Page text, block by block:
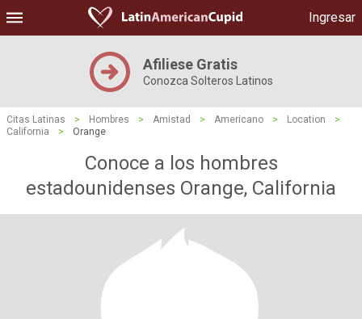
Ingresar
Afiliese Gratis
Conozca Solteros Latinos
Citas Latinas > Hombres > Amistad > Americano > Location
>
California
> Orange
Conoce a los hombres
estadounidenses Orange, California